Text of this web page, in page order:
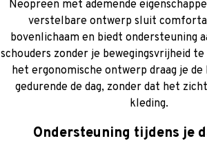
Neopreen met ademende
verstelbare ontwerp sluit
bovenlichaam en biedt ondersteuning
schouders zonder je bewegingsvrijheid
het ergonomische ontwerp draag je de
gedurende de dag, zonder dat het
kleding.
Ondersteuning tijdens je